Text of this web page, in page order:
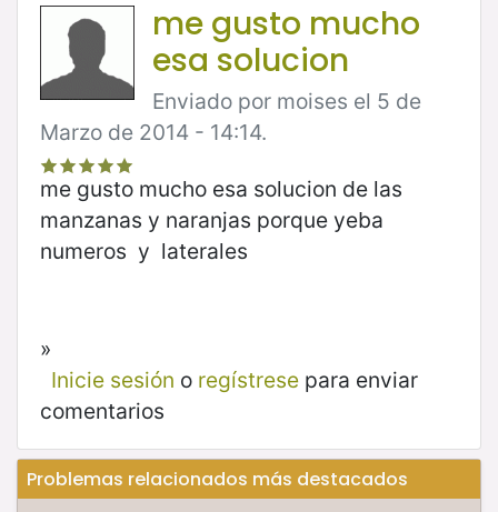
me gusto mucho
esa solucion
Enviado por moises el 5 de
Marzo de 2014 - 14:14.
me gusto mucho esa solucion de las
manzanas y naranjas porque yeba
numeros y laterales
»
Inicie sesión o regístresepara enviar
comentarios
Problemas relacionados más destacados